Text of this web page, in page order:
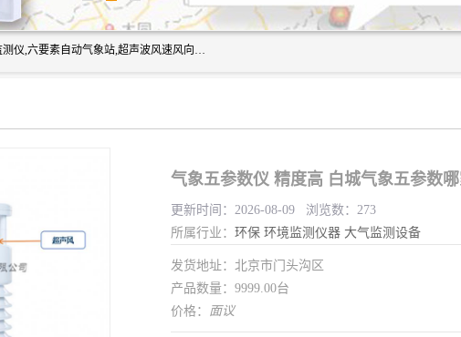
富奥通科技主营：气象五参数,气象六要素,微型自动气象站,网格化空气质量监测仪,六要素自动气象站,超声波风速风向传感器,能见度仪,大气微型站,交通自动气象站,高速路面结冰监测,路面状况传感器等。
气象五参数仪 精度高 白城气象五参数
更新时间：2026-08-09 浏览数：273
所属行业： 环保 环境监测仪器 大气监测设备
发货地址：北京市门头沟区
产品数量：9999.00台
价格： 面议